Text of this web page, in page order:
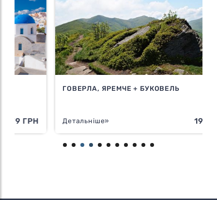
ГОВЕРЛА, ЯРЕМЧЕ + БУКОВЕЛЬ
Детальніше»